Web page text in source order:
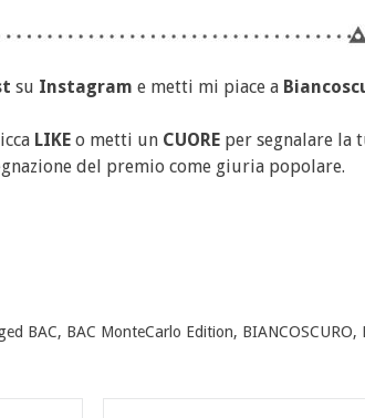
su Instagram e metti mi piace a
LIKEo metti un CUOREper segnalare la
del premio come giuria popolare.
BAC, BAC MonteCarlo Edition, BIANCOSCURO,